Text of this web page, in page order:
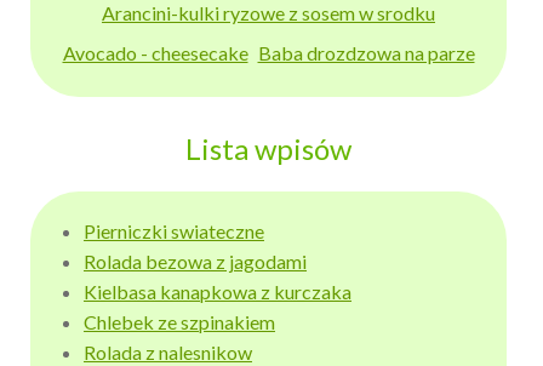
Arancini-kulki ryzowe z sosem w srodku
Avocado - cheesecake Baba drozdzowa na parze
Lista wpisów
Pierniczki swiateczne
Rolada bezowa z jagodami
Kielbasa kanapkowa z kurczaka
Chlebek ze szpinakiem
Rolada z nalesnikow